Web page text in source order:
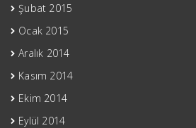
Şubat 2015
Ocak 2015
Aralık 2014
Kasım 2014
Ekim 2014
Eylül 2014